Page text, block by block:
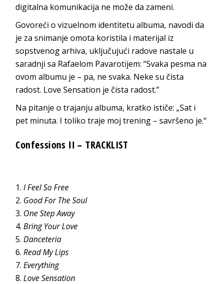
digitalna komunikacija ne može da zameni.
Govoreći o vizuelnom identitetu albuma, navodi da
je za snimanje omota koristila i materijal iz
sopstvenog arhiva, uključujući radove nastale u
saradnji sa Rafaelom Pavarotijem: “Svaka pesma na
ovom albumu je – pa, ne svaka. Neke su čista
radost. Love Sensation je čista radost.”
Na pitanje o trajanju albuma, kratko ističe: „Sat i
pet minuta. I toliko traje moj trening – savršeno je.“
Confessions II – TRACKLIST
I Feel So Free
Good For The Soul
One Step Away
Bring Your Love
Danceteria
Read My Lips
Everything
Love Sensation